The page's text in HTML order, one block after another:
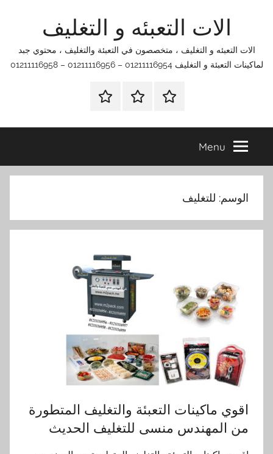
الات التعبئه و التغليف
الات التعبئه و التغليف ، متخصصون في التعبئة والتغليف ، محتوي جبد
لماكينات التعبئة و التغليف 01211116954 – 01211116956 – 01211116958
الرئيسيةاتصل
اتـصـل
في
التي
Menu
الوسم: للتغليف
اقوي ماكينات التعبئة والتغليف المتطورة
من المهندس منسى للتغليف الحديث